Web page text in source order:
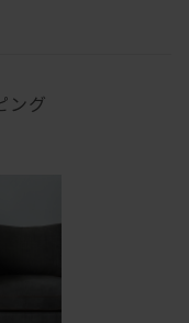
ング